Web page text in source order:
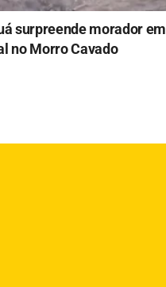
surpreende morador em
no Morro Cavado